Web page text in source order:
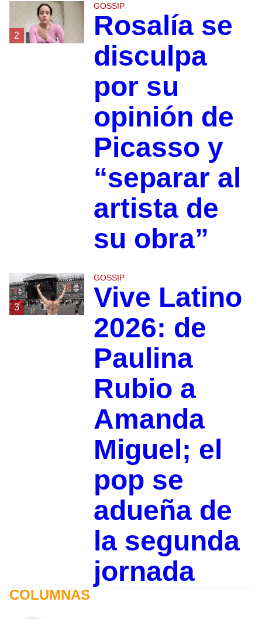
2
GOSSIP
Rosalía se
disculpa
por su
opinión de
Picasso y
“separar al
artista de
su obra”
3
GOSSIP
Vive Latino
2026: de
Paulina
Rubio a
Amanda
Miguel; el
pop se
adueña de
la segunda
jornada
COLUMNAS